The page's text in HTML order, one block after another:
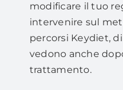
modificare il tuo
intervenire sul
percorsi Keydiet,
vedono anche
trattamento.